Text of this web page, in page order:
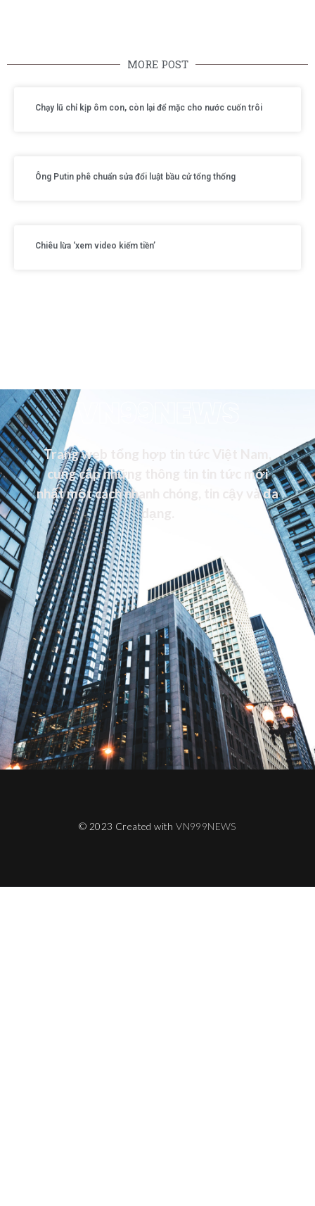
MORE POST
Chạy lũ chỉ kịp ôm con, còn lại để mặc cho nước cuốn trôi
Ông Putin phê chuẩn sửa đổi luật bầu cử tổng thống
Chiêu lừa ‘xem video kiếm tiền’
VN99NEWS
Trang web tổng hợp tin tức Việt Nam,
cung cấp những thông tin tin tức mới
nhất một cách nhanh chóng, tin cậy và đa
dạng.
© 2023 Created withVN999NEWS